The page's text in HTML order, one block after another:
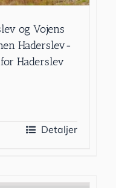
og Vojens
Haderslev-
Haderslev
Detaljer